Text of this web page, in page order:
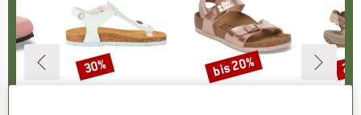
Rabatt
30% Rabatt
bis 20%